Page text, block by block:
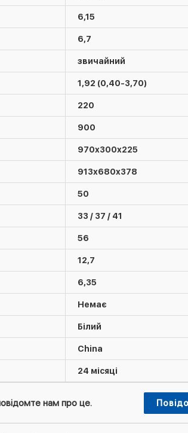
6,15
6,7
звичайний
1,92 (0,40-3,70)
220
900
970х300х225
913х680х378
50
33 / 37 / 41
56
12,7
6,35
Немає
Білий
China
24 місяці
нам про це.